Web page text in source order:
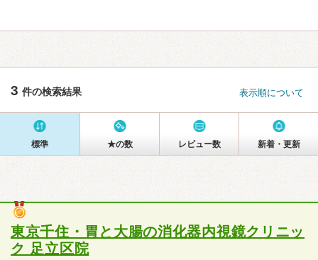
3 件の検索結果 表示順について
標準 ★の数 レビュー数 新着・更新
東京千住・胃と大腸の消化器内視鏡クリニッ
ク 足立区院